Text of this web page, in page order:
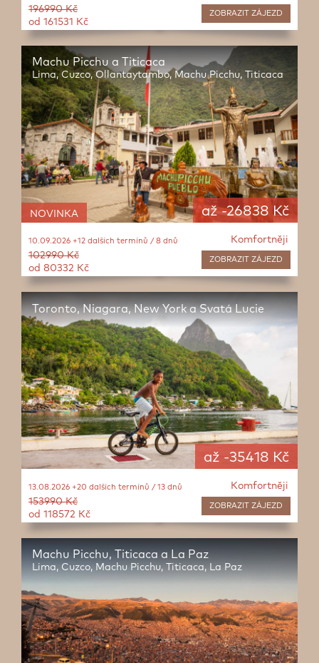
ZOBRAZIT ZÁJEZD
196990 Kč
od 161531 Kč
NOVINKA až -26838 Kč
Machu Picchu a Titicaca
Lima, Cuzco, Ollantaytambo, Machu Picchu, Titicaca
Komfortněji
ZOBRAZIT ZÁJEZD
10.09.2026 +12 dalších termínů / 8 dnů
102990 Kč
od 80332 Kč
až -35418 Kč
Toronto, Niagara, New York a Svatá Lucie
Komfortněji
ZOBRAZIT ZÁJEZD
13.08.2026 +20 dalších termínů / 13 dnů
153990 Kč
od 118572 Kč
Machu Picchu, Titicaca a La Paz
Lima, Cuzco, Machu Picchu, Titicaca, La Paz